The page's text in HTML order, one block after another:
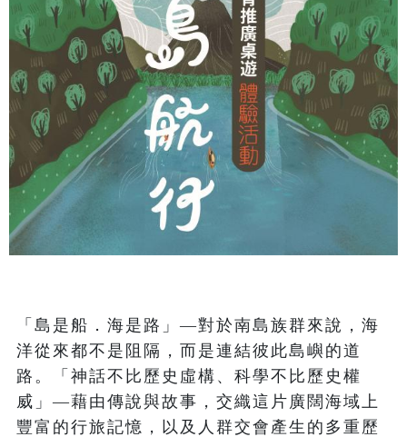
「島是船．海是路」—對於南島族群來說，海
洋從來都不是阻隔，而是連結彼此島嶼的道
路。「神話不比歷史虛構、科學不比歷史權
威」—藉由傳說與故事，交織這片廣闊海域上
豐富的行旅記憶，以及人群交會產生的多重歷